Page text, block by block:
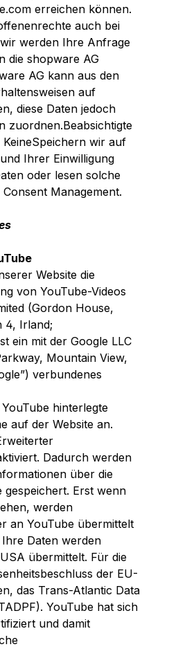
erreichen können.
auch bei
werden Ihre Anfrage
die shopware AG
AG kann aus den
auf
diese Daten jedoch
zuordnen.Beabsichtigte
KeineSpeichern wir auf
Ihrer Einwilligung
oder lesen solche
Management.
Website die
von YouTube-Videos
(Gordon House,
4, Irland;
ein mit der Google LLC
Mountain View,
verbundenes
hinterlegte
auf der Website an.
Dadurch werden
über die
gespeichert. Erst wenn
werden
an YouTube übermittelt
Daten werden
übermittelt. Für die
der EU-
das Trans-Atlantic Data
YouTube hat sich
und damit